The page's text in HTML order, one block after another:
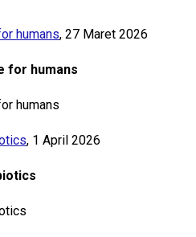
humans, 27 Maret 2026
for humans
humans
, 1 April 2026